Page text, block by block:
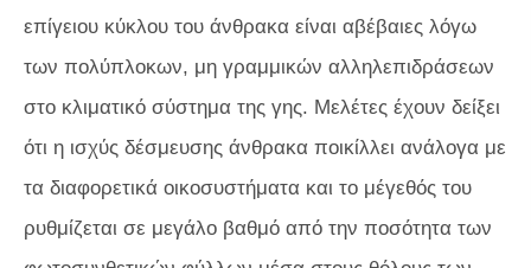
επίγειου κύκλου του άνθρακα είναι αβέβαιες λόγω
των πολύπλοκων, μη γραμμικών αλληλεπιδράσεων
στο κλιματικό σύστημα της γης. Μελέτες έχουν δείξει
ότι η ισχύς δέσμευσης άνθρακα ποικίλλει ανάλογα με
τα διαφορετικά οικοσυστήματα και το μέγεθός του
ρυθμίζεται σε μεγάλο βαθμό από την ποσότητα των